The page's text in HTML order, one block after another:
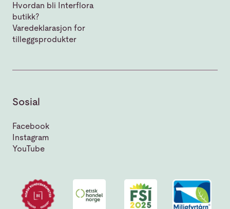
Hvordan bli Interflora
butikk?
Varedeklarasjon for
tilleggsprodukter
Sosial
Facebook
Instagram
YouTube